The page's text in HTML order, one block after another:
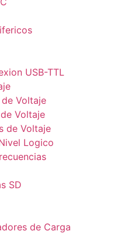
USB-TTL
Voltaje
Voltaje
de Voltaje
Logico
SD
de Carga